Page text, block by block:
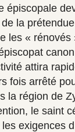
épiscopale
la
les « rénovés
attira
fois arrêté
la région de
le saint
exigences